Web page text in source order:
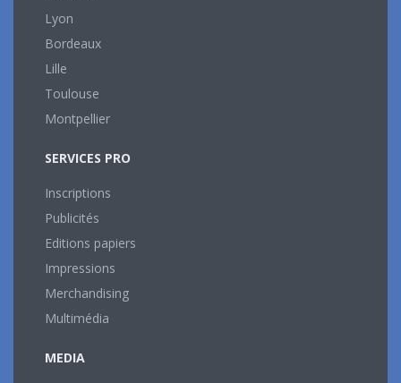
Lyon
Bordeaux
Lille
Toulouse
Montpellier
SERVICES PRO
Inscriptions
Publicités
Editions papiers
Impressions
Merchandising
Multimédia
MEDIA